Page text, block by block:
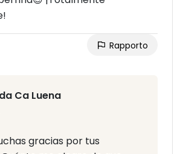
Rapporto
Ca Luena
gracias por tus